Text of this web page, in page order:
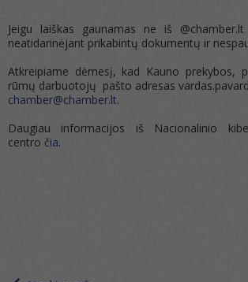
Jeigu laiškas gaunamas ne iš
neatidarinėjant prikabintų dokumentų ir
Atkreipiame dėmesį, kad Kauno prekybos,
rūmų darbuotojų pašto adresas
chamber@chamber.lt.
Daugiau informacijos iš Nacionalinio
centro čia.